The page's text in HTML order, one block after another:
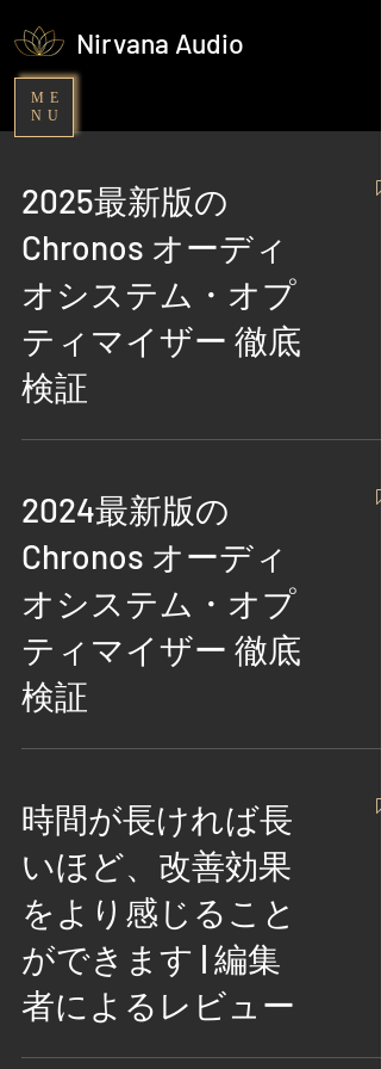
ME
NU
Nirvana Audio
2025最新版の
Chronos オーディ
オシステム・オプ
ティマイザー 徹底
検証
2024最新版の
Chronos オーディ
オシステム・オプ
ティマイザー 徹底
検証
時間が長ければ長
いほど、改善効果
をより感じること
ができます | 編集
者によるレビュー